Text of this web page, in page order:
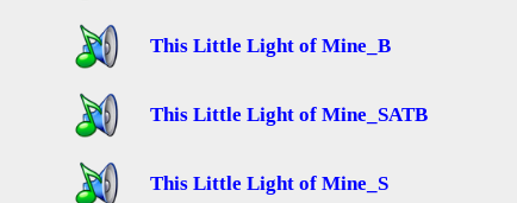
This Little Light of Mine_B
This Little Light of Mine_SATB
This Little Light of Mine_S